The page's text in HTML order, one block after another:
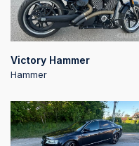
Victory Hammer
Hammer